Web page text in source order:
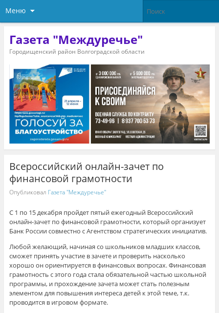
Меню
Газета "Междуречье"
Городищенский район Волгоградской области
Всероссийский онлайн-зачет по
финансовой грамотности
Опубликовал Газета "Междуречье"
С 1 по 15 декабря пройдет пятый ежегодный Всероссийский
онлайн-зачет по финансовой грамотности, который организует
Банк России совместно с Агентством стратегических инициатив.
Любой желающий, начиная со школьников младших классов,
сможет принять участие в зачете и проверить насколько
хорошо он ориентируется в финансовых вопросах. Финансовая
грамотность с этого года стала обязательной частью школьной
программы, и прохождение зачета может стать полезным
элементом для повышения интереса детей к этой теме, т.к.
проводится в игровом формате.